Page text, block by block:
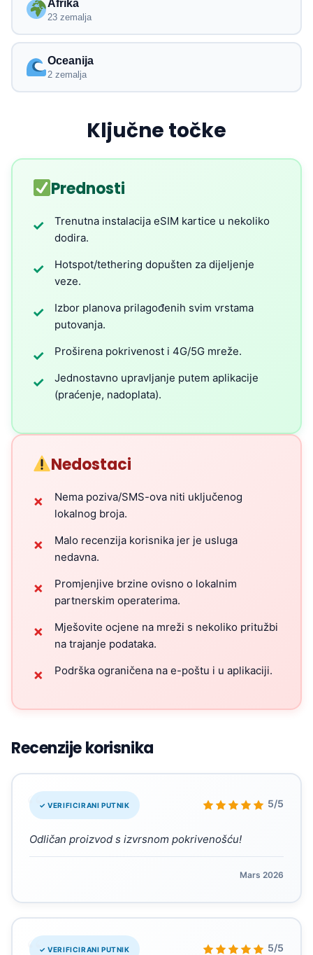
Afrika
23 zemalja
Oceanija
2 zemalja
Ključne točke
Prednosti
✓
Trenutna instalacija eSIM kartice u nekoliko
dodira.
✓
Hotspot/tethering dopušten za dijeljenje
veze.
✓
Izbor planova prilagođenih svim vrstama
putovanja.
✓ Proširena pokrivenost i 4G/5G mreže.
✓
Jednostavno upravljanje putem aplikacije
(praćenje, nadoplata).
Nedostaci
✗
Nema poziva/SMS-ova niti uključenog
lokalnog broja.
✗
Malo recenzija korisnika jer je usluga
nedavna.
✗
Promjenjive brzine ovisno o lokalnim
partnerskim operaterima.
✗
Mješovite ocjene na mreži s nekoliko pritužbi
na trajanje podataka.
✗ Podrška ograničena na e-poštu i u aplikaciji.
Recenzije korisnika
✓ VERIFICIRANI PUTNIK 5/5
“
Odličan proizvod s izvrsnom pokrivenošću!
Mars 2026
✓ VERIFICIRANI PUTNIK 5/5